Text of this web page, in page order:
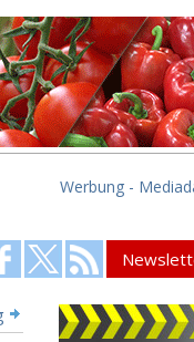
Werbung -